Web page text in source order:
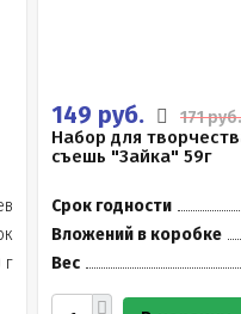
г
149 руб. 171 руб.
Набор для
съешь "Зайка" 59г
Срок годности
Вложений в коробке
Вес